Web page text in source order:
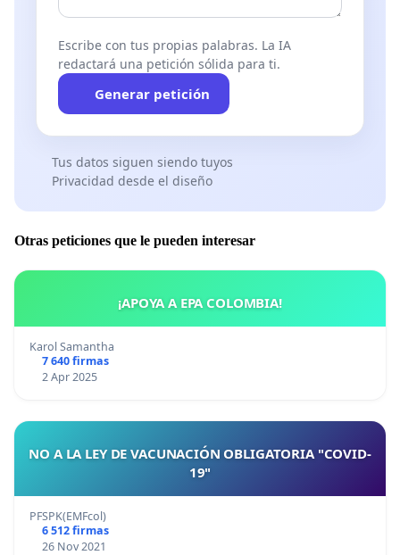
Escribe con tus propias palabras. La IA
redactará una petición sólida para ti.
Generar petición
Tus datos siguen siendo tuyos
Privacidad desde el diseño
Otras peticiones que le pueden interesar
¡APOYA A EPA COLOMBIA!
Karol Samantha
7 640 firmas
2 Apr 2025
NO A LA LEY DE VACUNACIÓN OBLIGATORIA "COVID-
19"
PFSPK(EMFcol)
6 512 firmas
26 Nov 2021